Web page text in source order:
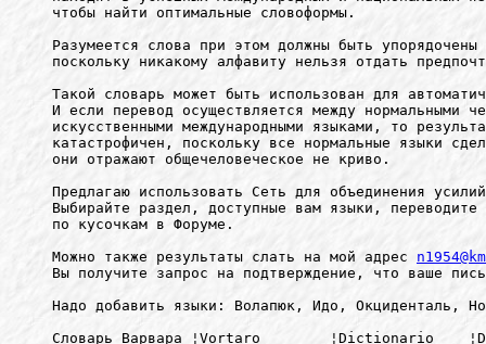
чтобы найти оптимальные словоформы.
Разумеется слова при этом должны быть
поскольку никакому алфавиту нельзя отдать
Такой словарь может быть использован для
И если перевод осуществляется между нормальными
искусственными международными языками, то
катастрофичен, поскольку все нормальные языки
они отражают общечеловеческое не криво.
Предлагаю использовать Сеть для объединения
Выбирайте раздел, доступные вам языки, переводите
по кусочкам в Форуме.
Можно также результаты слать на мой адрес